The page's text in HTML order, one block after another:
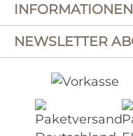
INFORMATIONEN
NEWSLETTER